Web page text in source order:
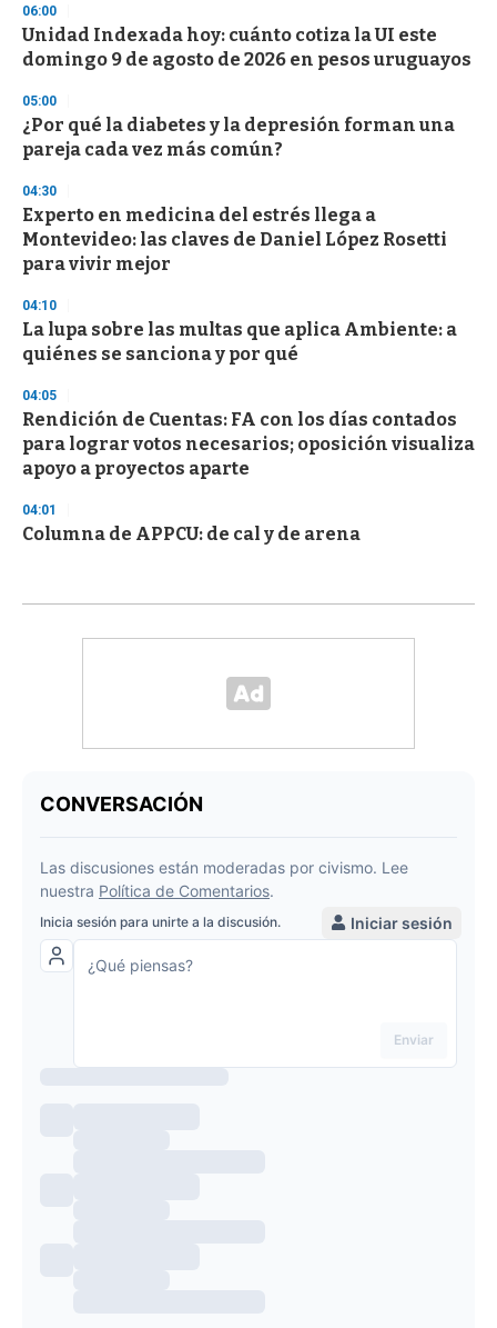
d
s
06:00
Unidad Indexada hoy: cuánto cotiza la UI este
domingo 9 de agosto de 2026 en pesos uruguayos
05:00
¿Por qué la diabetes y la depresión forman una
pareja cada vez más común?
04:30
Experto en medicina del estrés llega a
Montevideo: las claves de Daniel López Rosetti
para vivir mejor
04:10
La lupa sobre las multas que aplica Ambiente: a
quiénes se sanciona y por qué
04:05
Rendición de Cuentas: FA con los días contados
para lograr votos necesarios; oposición visualiza
apoyo a proyectos aparte
04:01
Columna de APPCU: de cal y de arena